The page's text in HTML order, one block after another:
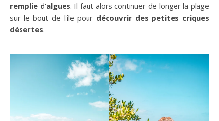
remplie d’algues. Il faut alors continuer de longer la plage
sur le bout de l’île pour découvrir des petites criques
désertes.